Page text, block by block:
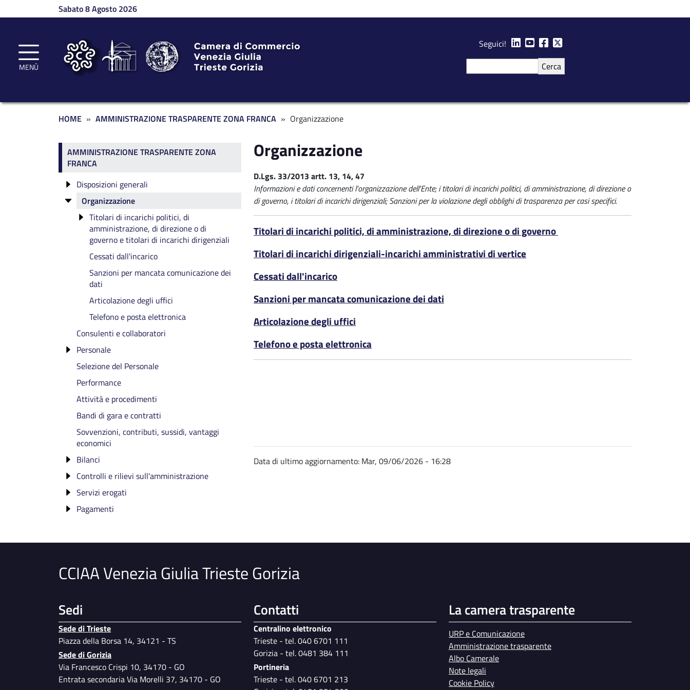
Salta al contenuto principale
Sabato 8 Agosto 2026
MENÙ
Seguici!
Briciole di pane
HOME AMMINISTRAZIONE TRASPARENTE ZONA FRANCA Organizzazione
Organizzazione
D.Lgs. 33/2013 artt. 13, 14, 47
Informazioni e dati concernenti l'organizzazione dell'Ente; i titolari di incarichi politici, di amministrazione, di direzione o
di governo, i titolari di incarichi dirigenziali; Sanzioni per la violazione degli obblighi di trasparenza per casi specifici.
Titolari di incarichi politici, di amministrazione, di direzione o di governo
Titolari di incarichi dirigenziali-incarichi amministrativi di vertice
Cessati dall'incarico
Sanzioni per mancata comunicazione dei dati
Articolazione degli uffici
Telefono e posta elettronica
Data di ultimo aggiornamento: Mar, 09/06/2026 - 16:28
Amministrazione trasparente ZF
AMMINISTRAZIONE TRASPARENTE ZONA
FRANCA
Disposizioni generali
Atti generali ZF
Organizzazione
Titolari di incarichi politici, di
amministrazione, di direzione o di
governo e titolari di incarichi dirigenziali
Il Presidente
La Giunta camerale integrata
Cessati dall'incarico
Sanzioni per mancata comunicazione dei
dati
Articolazione degli uffici
Telefono e posta elettronica
Consulenti e collaboratori
Personale
Incarico di Direttore Generale
Titolari di incarichi dirigenziali
Selezione del Personale
Performance
Attività e procedimenti
Bandi di gara e contratti
Sovvenzioni, contributi, sussidi, vantaggi
economici
Bilanci
Bilancio preventivo e consuntivo
Controlli e rilievi sull'amministrazione
Organo di controllo che svolge le funzioni
di OIV
Servizi erogati
Carta dei Servizi e standard di qualità
Pagamenti
IBAN e pagamenti informatici
CCIAA Venezia Giulia Trieste Gorizia
Sedi
Sede di Trieste
Piazza della Borsa 14, 34121 - TS
Sede di Gorizia
Via Francesco Crispi 10, 34170 - GO
Entrata secondaria Via Morelli 37, 34170 - GO
Contatti
Centralino elettronico
Trieste - tel. 040 6701 111
Gorizia - tel. 0481 384 111
Portineria
Trieste - tel. 040 6701 213
La camera trasparente
URP e Comunicazione
Amministrazione trasparente
Albo Camerale
Note legali
Cookie Policy